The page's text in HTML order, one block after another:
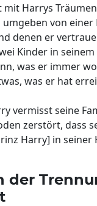
Harrys
von einer
denen er
Kinder in seinem
was er immer
was er hat
vermisst seine
zerstört, dass
Harry] in seiner
der